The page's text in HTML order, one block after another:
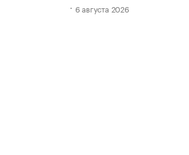
6 августа 2026